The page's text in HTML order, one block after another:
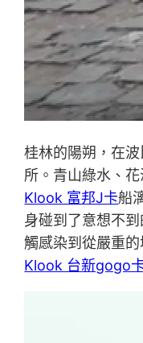
桂林的陽朔，在
所。青山綠水、
Klook 富邦J卡船
身碰到了意想不
觸感染到從嚴重
Klook 台新gogo